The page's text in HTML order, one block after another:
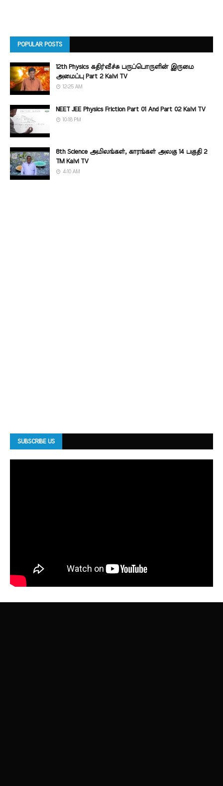
POPULAR POSTS
12th Physics கதிர்வீச்சு பருப்பொருளின் இருமை
அமைப்பு Part 2 Kalvi TV
12:25 AM
NEET JEE Physics Friction Part 01 And Part 02 Kalvi TV
10:18 PM
8th Science அமிலங்கள், காரங்கள் அலகு 14 பகுதி 2
TM Kalvi TV
4:10 AM
SUBSCRIBE US